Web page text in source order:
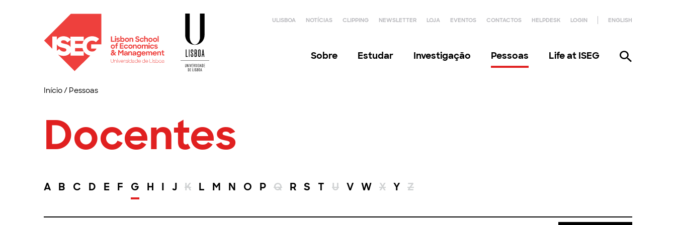
ULISBOA NOTÍCIAS CLIPPING NEWSLETTER LOJA EVENTOS CONTACTOS HELPDESK LOGIN ENGLISH
Sobre Estudar Investigação Pessoas Life at ISEG
Início/ Pessoas
Docentes
A B C D E F G H I J K L M N O P Q R S T U V W X Y Z